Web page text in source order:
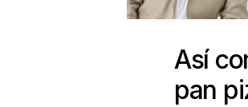
Así
pan